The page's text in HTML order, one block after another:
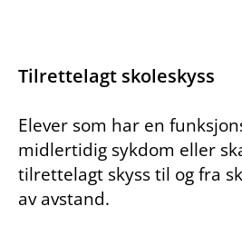
Tilrettelagt skoleskyss
Elever som har en
midlertidig sykdom eller
tilrettelagt skyss til og fra
av avstand.